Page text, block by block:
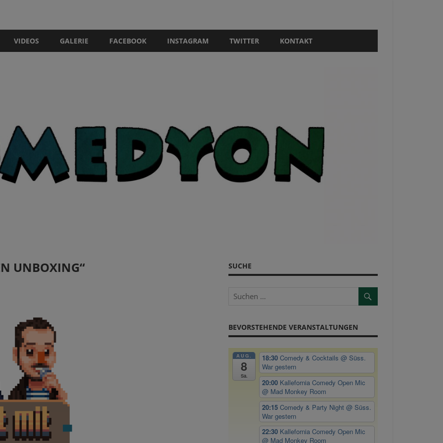
VIDEOS GALERIE FACEBOOK INSTAGRAM TWITTER KONTAKT
UNBOXING“ SUCHE
BEVORSTEHENDE VERANSTALTUNGEN
AUG.
8
Sa.
18:30Comedy & Cocktails@ Süss.
War gestern
20:00 Kallefornia Comedy Open Mic
@ Mad Monkey Room
20:15Comedy & Party Night@ Süss.
War gestern
22:30 Kallefornia Comedy Open Mic
@ Mad Monkey Room